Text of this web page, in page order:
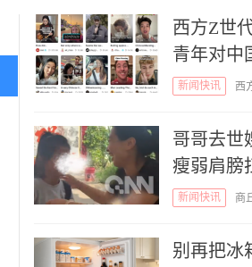
西方Z世
青年对中
新闻快讯 西
哥哥去世
瘦弱肩膀
新闻快讯 商
别再把冰